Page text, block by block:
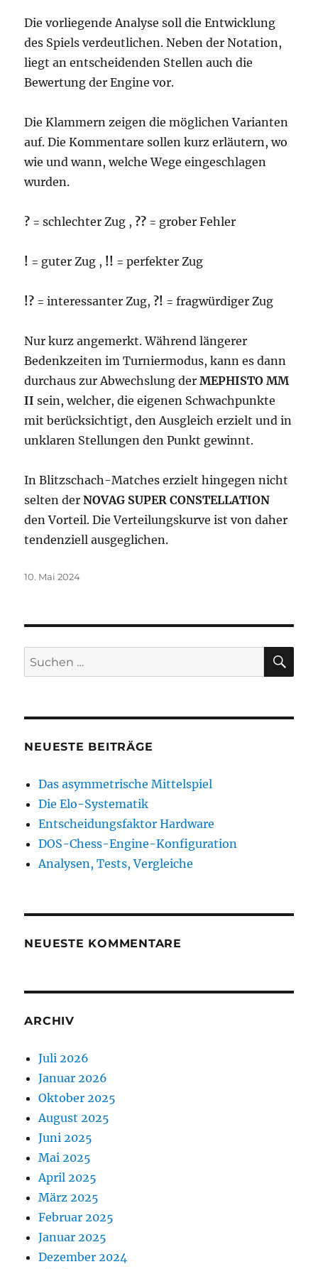
Die vorliegende Analyse soll die Entwicklung
des Spiels verdeutlichen. Neben der Notation,
liegt an entscheidenden Stellen auch die
Bewertung der Engine vor.
Die Klammern zeigen die möglichen Varianten
auf. Die Kommentare sollen kurz erläutern, wo
wie und wann, welche Wege eingeschlagen
wurden.
? = schlechter Zug , ?? = grober Fehler
! = guter Zug , !! = perfekter Zug
!? = interessanter Zug, ?! = fragwürdiger Zug
Nur kurz angemerkt. Während längerer
Bedenkzeiten im Turniermodus, kann es dann
durchaus zur Abwechslung derMEPHISTO MM
II sein, welcher, die eigenen Schwachpunkte
mit berücksichtigt, den Ausgleich erzielt und in
unklaren Stellungen den Punkt gewinnt.
In Blitzschach-Matches erzielt hingegen nicht
selten derNOVAG SUPER CONSTELLATION
den Vorteil. Die Verteilungskurve ist von daher
tendenziell ausgeglichen.
Veröffentlicht
10. Mai 2024
Suchen
nach:
NEUESTE BEITRÄGE
Das asymmetrische Mittelspiel
Die Elo-Systematik
Entscheidungsfaktor Hardware
DOS-Chess-Engine-Konfiguration
Analysen, Tests, Vergleiche
NEUESTE KOMMENTARE
ARCHIV
Juli 2026
Januar 2026
Oktober 2025
August 2025
Juni 2025
Mai 2025
April 2025
März 2025
Februar 2025
Januar 2025
Dezember 2024